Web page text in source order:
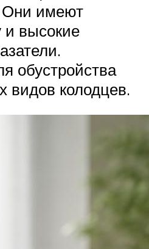
Они имеют
высокие
обустройства
видов колодцев.